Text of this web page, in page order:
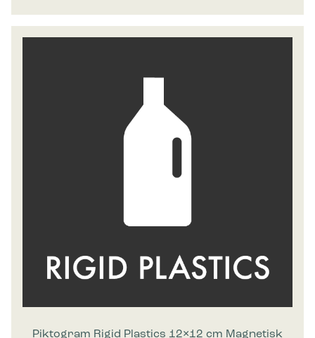
Piktogram Rigid Plastics 12×12 cm Magnetisk